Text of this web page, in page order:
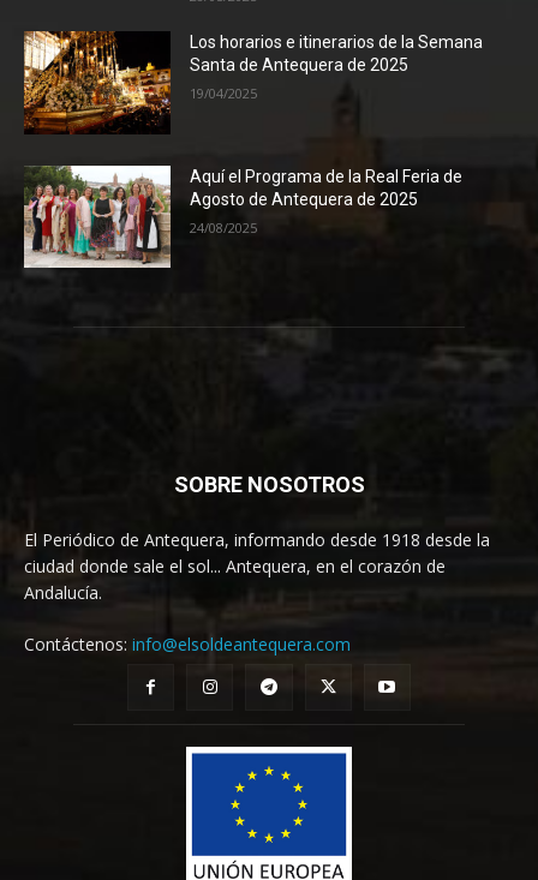
Los horarios e itinerarios de la Semana
Santa de Antequera de 2025
19/04/2025
Aquí el Programa de la Real Feria de
Agosto de Antequera de 2025
24/08/2025
SOBRE NOSOTROS
El Periódico de Antequera, informando desde 1918 desde la
ciudad donde sale el sol... Antequera, en el corazón de
Andalucía.
Contáctenos: info@elsoldeantequera.com